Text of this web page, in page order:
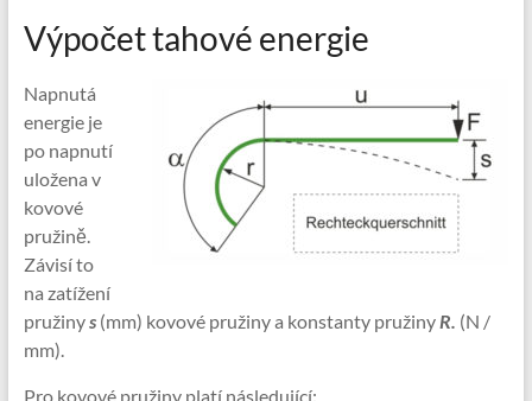
Výpočet tahové energie
Napnutá
energie je
po napnutí
uložena v
kovové
pružině.
Závisí to
na zatížení
pružinys(mm) kovové pružiny a konstanty pružinyR. (N /
mm).
Pro kovové pružiny platí následující: